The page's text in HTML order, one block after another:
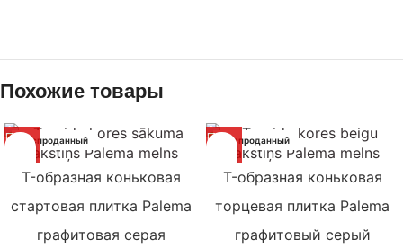
Похожие товары
Распроданный
T-образная коньковая
стартовая плитка Palema
графитовая серая
Распроданный
T-образная коньковая
торцевая плитка Palema
графитовый серый